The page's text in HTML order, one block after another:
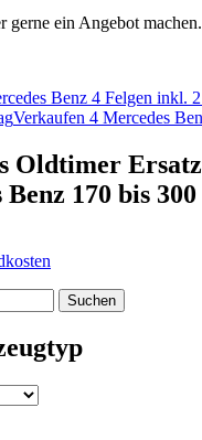
gerne ein Angebot machen.
Benz 4 Felgen inkl.
Verkaufen 4 Mercedes
Oldtimer
170 bis 300